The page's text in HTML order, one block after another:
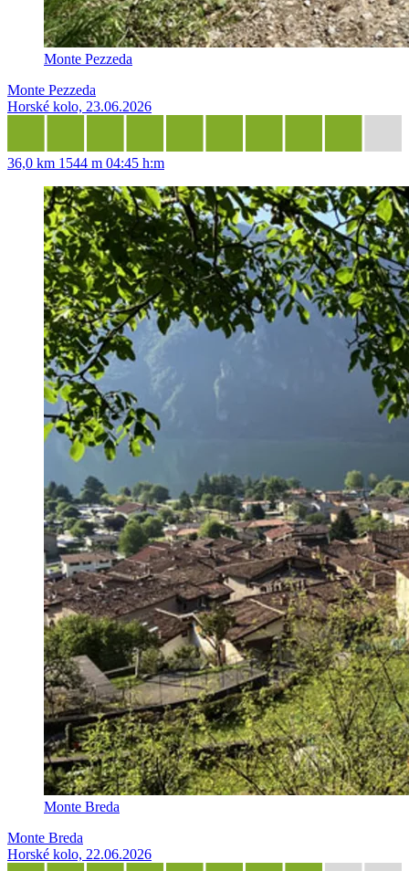
Monte Pezzeda
Monte Pezzeda
Horské kolo, 23.06.2026
36,0 km 1544 m 04:45 h:m
Monte Breda
Monte Breda
Horské kolo, 22.06.2026